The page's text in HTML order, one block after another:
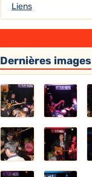
Liens
Dernières images